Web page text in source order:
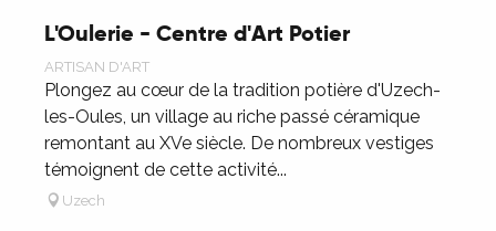
L'Oulerie - Centre d'Art Potier
ARTISAN D'ART
Plongez au cœur de la tradition potière d'Uzech-
les-Oules, un village au riche passé céramique
remontant au XVe siècle. De nombreux vestiges
témoignent de cette activité...
Uzech